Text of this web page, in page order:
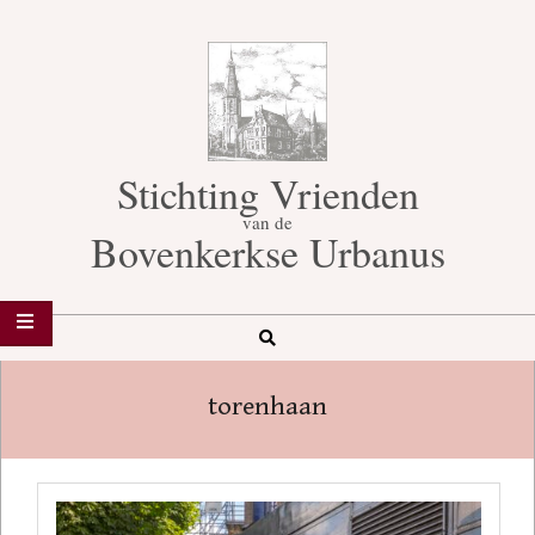
Stichting Vrienden
van de
Bovenkerkse Urbanus
Search
torenhaan